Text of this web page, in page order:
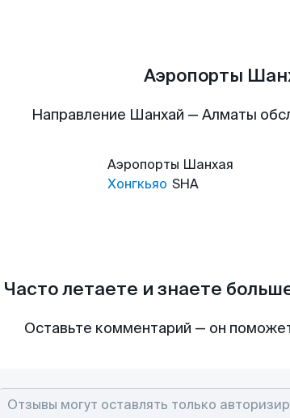
Аэропорты
Направление Шанхай — Алматы
Аэропорты Шанхая
Хонгкьяо SHA
Часто летаете и знаете
Оставьте комментарий — он